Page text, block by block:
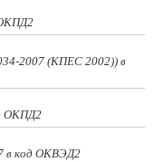
2007 (КПЕС 2002)) в
ОКПД2
в код ОКВЭД2